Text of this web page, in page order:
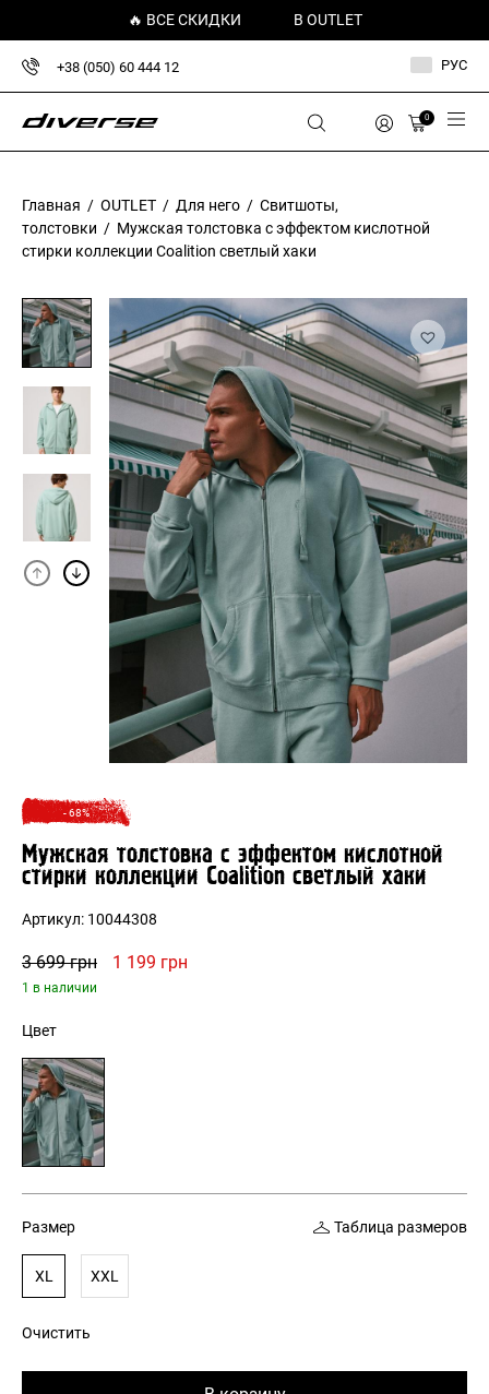
🔥 ВСЕ СКИДКИ В OUTLET
+38 (050) 60 444 12 РУС
0
Главная / OUTLET / Для него / Свитшоты,
толстовки / Мужская толстовка с эффектом кислотной
стирки коллекции Coalition светлый хаки
- 68%
Мужская толстовка с эффектом кислотной
стирки коллекции Coalition светлый хаки
3 699грн
Первоначальная
1 199 грн
1 в наличии
Артикул: 10044308
Цвет
Размер Таблица размеров
XL XXL
Очистить